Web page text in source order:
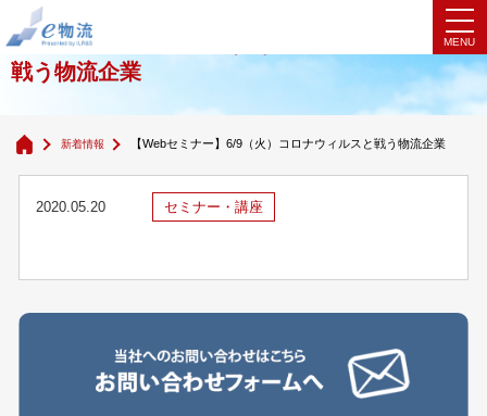
【Webセミナー】6/9（火）コロナウィルスと
戦う物流企業
新着情報 【Webセミナー】6/9（火）コロナウィルスと戦う物流企業
2020.05.20 セミナー・講座